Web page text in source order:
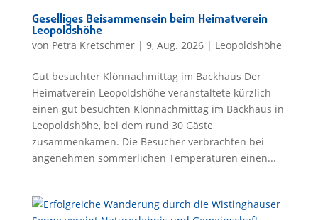
Geselliges Beisammensein beim Heimatverein
Leopoldshöhe
von Petra Kretschmer| 9, Aug. 2026| Leopoldshöhe
Gut besuchter Klönnachmittag im Backhaus Der
Heimatverein Leopoldshöhe veranstaltete kürzlich
einen gut besuchten Klönnachmittag im Backhaus in
Leopoldshöhe, bei dem rund 30 Gäste
zusammenkamen. Die Besucher verbrachten bei
angenehmen sommerlichen Temperaturen einen...